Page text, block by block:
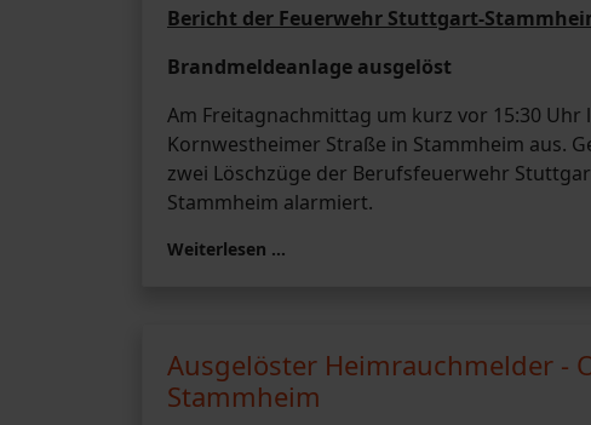
Bericht der Feuerwehr Stuttgart-
Brandmeldeanlage ausgelöst
Am Freitagnachmittag um kurz vor 15:30
Kornwestheimer Straße in Stammheim aus.
zwei Löschzüge der Berufsfeuerwehr
Stammheim alarmiert.
Weiterlesen …
Ausgelöster Heimrauchmelder -
Stammheim